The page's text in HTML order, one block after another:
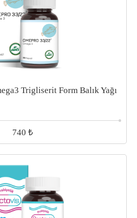
Trigliserit Form Balık Yağı
740 ₺